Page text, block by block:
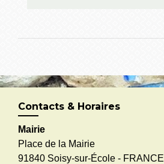
Contacts & Horaires
Mairie
Place de la Mairie
91840 Soisy-sur-École - FRANCE